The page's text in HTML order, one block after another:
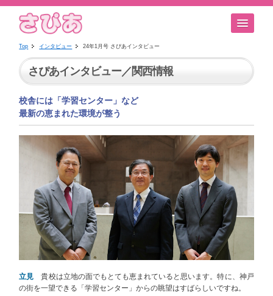
Top インタビュー 24年1月号 さぴあインタビュー
さぴあインタビュー／関西情報
校舎には「学習センター」など
最新の恵まれた環境が整う
立見 貴校は立地の面でもとても恵まれていると思います。特に、神戸
の街を一望できる「学習センター」からの眺望はすばらしいですね。